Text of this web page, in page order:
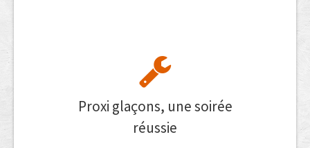
Proxi glaçons, une soirée
réussie